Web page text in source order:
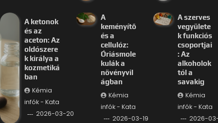
A ketonok
és az
aceton: Az
oldószere
k királya a
kozmetiká
ban
Kémia
infók - Kata
2026-03-20
A
keményítő
és a
cellulóz:
Óriásmole
kulák a
növényvil
ágban
Kémia
infók - Kata
2026-03-19
A szerves
vegyülete
k funkciós
csoportjai
: Az
alkoholok
tól a
savakig
Kémia
infók - Kata
2026-